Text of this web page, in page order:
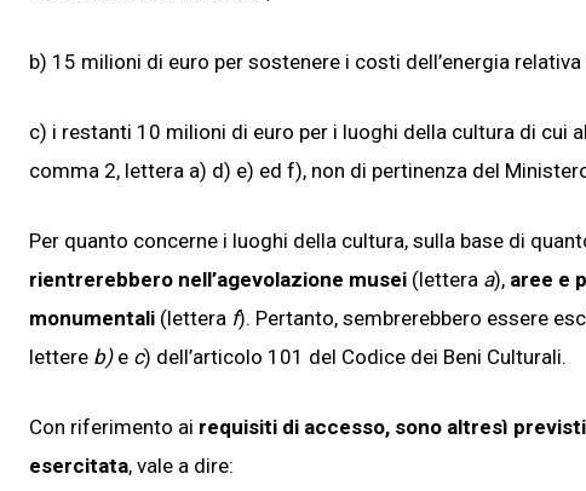
b) 15 milioni di euro per sostenere i costi dell’energia
c) i restanti 10 milioni di euro per i luoghi della cultura di cui
comma 2, lettera a) d) e) ed f), non di pertinenza del
Per quanto concerne i luoghi della cultura, sulla base di
rientrerebbero nell’agevolazione musei (lettera a), aree e
monumentali (lettera f). Pertanto, sembrerebbero essere
lettere b)e c) dell’articolo 101 del Codice dei Beni Culturali.
Con riferimento ai requisiti di accesso, sono altresì
esercitata, vale a dire: